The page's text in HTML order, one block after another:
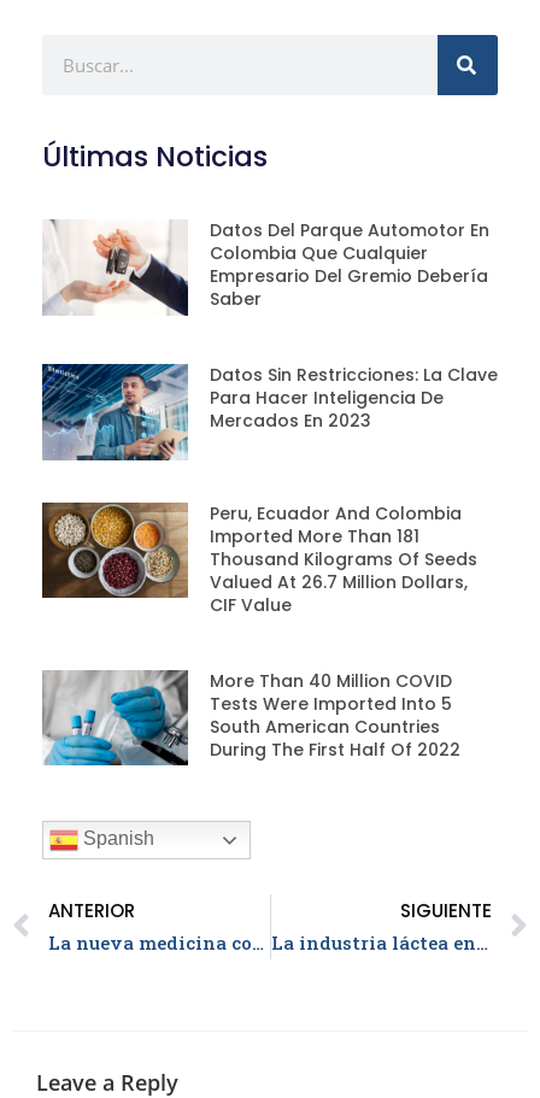
Últimas Noticias
Datos Del Parque Automotor En
Colombia Que Cualquier
Empresario Del Gremio Debería
Saber
Datos Sin Restricciones: La Clave
Para Hacer Inteligencia De
Mercados En 2023
Peru, Ecuador And Colombia
Imported More Than 181
Thousand Kilograms Of Seeds
Valued At 26.7 Million Dollars,
CIF Value
More Than 40 Million COVID
Tests Were Imported Into 5
South American Countries
During The First Half Of 2022
Spanish
ANTERIOR
La nueva medicina contra los tumores pulmonares
SIGUIENTE
La industria láctea en Colombia
Leave a Reply